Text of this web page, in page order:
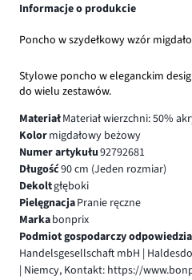
Informacje o produkcie
Poncho w szydełkowy wzór
Stylowe poncho w eleganckim
do wielu zestawów.
MateriałMateriał wierzchni: 50%
Kolormigdałowy beżowy
Numer artykułu92792681
Długość90 cm (Jeden rozmiar)
Dekoltgłęboki
PielęgnacjaPranie ręczne
Markabonprix
Podmiot gospodarczy
Handelsgesellschaft mbH |
| Niemcy, Kontakt: https://